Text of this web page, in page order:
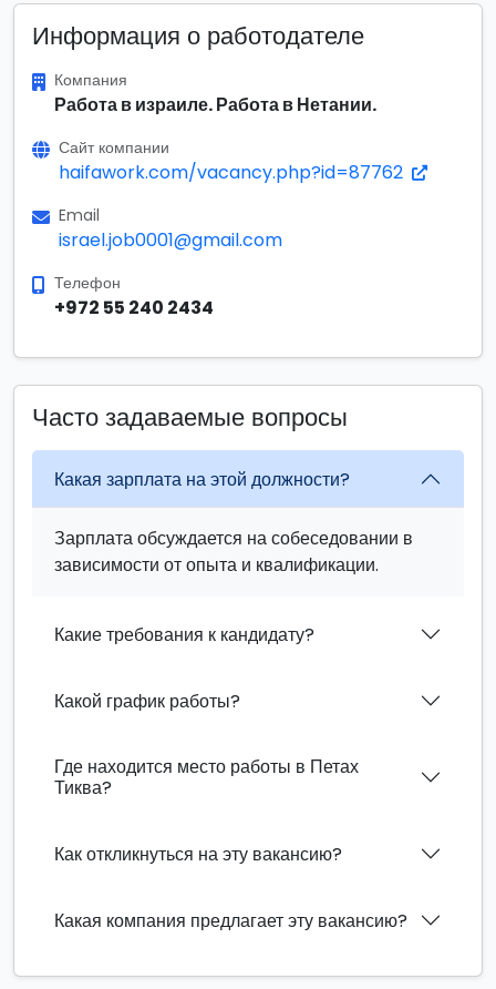
Информация о работодателе
Компания
Работа в израиле. Работа в Нетании.
Сайт компании
haifawork.com/vacancy.php?id=87762
Email
israel.job0001@gmail.com
Телефон
+972 55 240 2434
Часто задаваемые вопросы
Какая зарплата на этой должности?
Зарплата обсуждается на собеседовании в
зависимости от опыта и квалификации.
Какие требования к кандидату?
Какой график работы?
Где находится место работы в Петах
Тиква?
Как откликнуться на эту вакансию?
Какая компания предлагает эту вакансию?